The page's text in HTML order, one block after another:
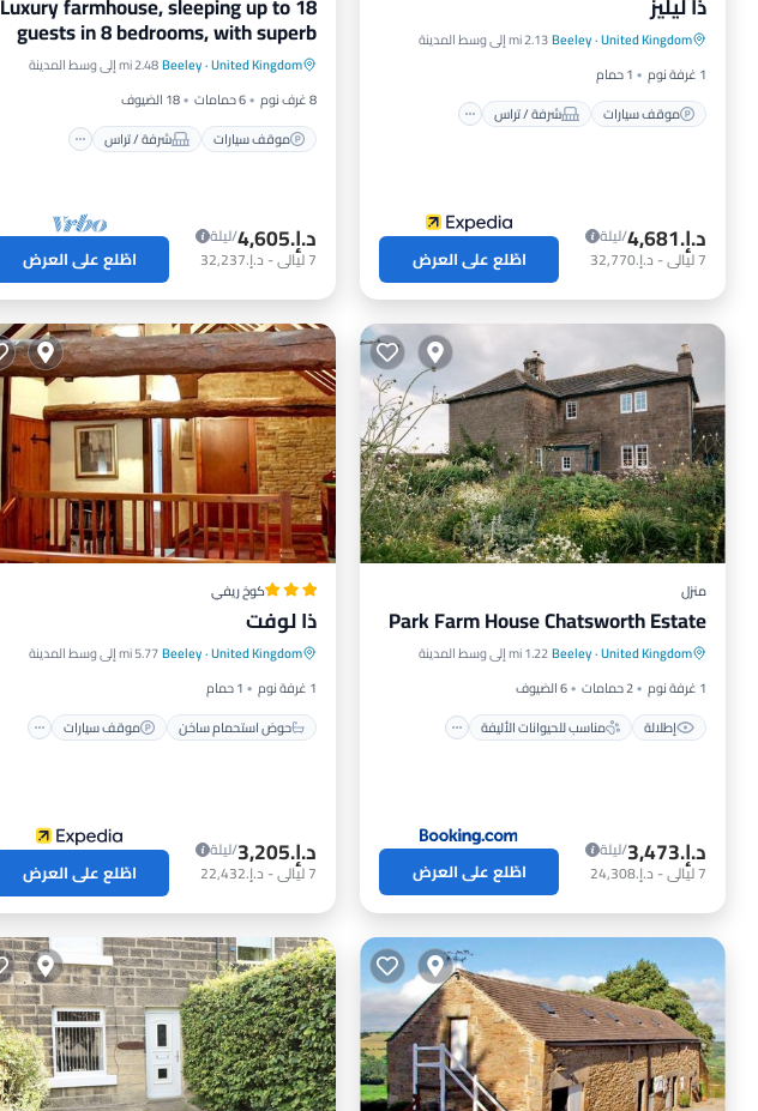
United Kingdom
·
Beeley2.13 mi إلى وسط المدينة
1 غرفة نوم
1 حمام
موقف سيارات
شرفة / تراس
موقف سيارات
مطبخ
إنترنت
د.إ.‏4,681
/ليلة
7ليالي- د.إ.‏32,770 اطّلع على العرض
guests in 8 bedrooms, with superb
games room
United Kingdom
·
Beeley2.48 mi إلى وسط المدينة
8 غرف نوم
6 حمامات
18 الضيوف
موقف سيارات
شرفة / تراس
موقف سيارات
شرفة / تراس
مطبخ
إنترنت
د.إ.‏4,605
/ليلة
7ليالي- د.إ.‏32,237 اطّلع على العرض
منزل
Park Farm House Chatsworth Estate
United Kingdom
·
Beeley1.22 mi إلى وسط المدينة
1 غرفة نوم
2 حمامات
6 الضيوف
إطلالة
مناسب للحيوانات الأليفة
إطلالة
مناسب للحيوانات الأليفة
مناسب للأطفال
الأمن والسلامة
د.إ.‏3,473
/ليلة
7ليالي- د.إ.‏24,308 اطّلع على العرض
كوخ ريفي
ذا لوفت
United Kingdom
·
Beeley5.77 mi إلى وسط المدينة
1 غرفة نوم
1 حمام
حوض استحمام ساخن
موقف سيارات
حوض استحمام ساخن
شرفة / تراس
مطبخ
د.إ.‏3,205
/ليلة
7ليالي- د.إ.‏22,432 اطّلع على العرض